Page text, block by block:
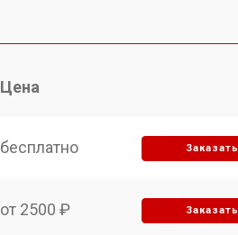
Цена
бесплатно Заказать
от 2500 ₽ Заказать